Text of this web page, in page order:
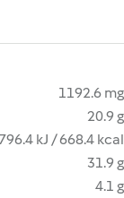
1192.6 mg
20.9 g
kJ / 668.4 kcal
31.9 g
4.1 g